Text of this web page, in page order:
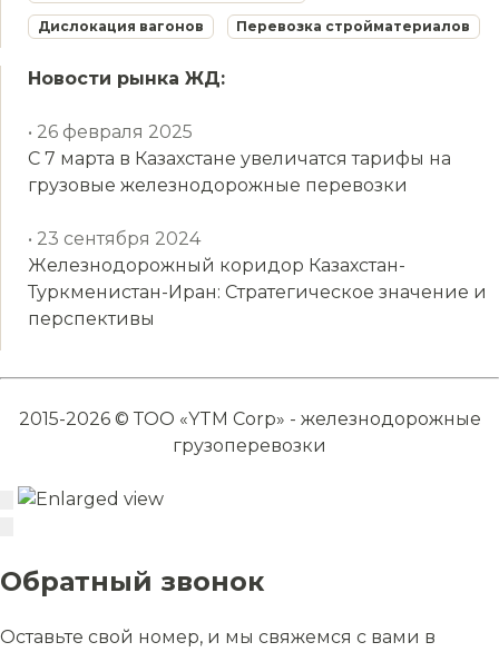
Дислокация вагонов Перевозка стройматериалов
Новости рынка ЖД:
• 26 февраля 2025
С 7 марта в Казахстане увеличатся тарифы на
грузовые железнодорожные перевозки
• 23 сентября 2024
Железнодорожный коридор Казахстан-
Туркменистан-Иран: Стратегическое значение и
перспективы
2015-2026 © ТОО «YTM Corp» - железнодорожные
грузоперевозки
Обратный звонок
Оставьте свой номер, и мы свяжемся с вами в